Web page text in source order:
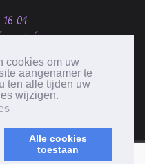
cookies om uw
aangenamer te
ten alle tijden uw
wijzigen.
Alle cookies
toestaan
04
335 656